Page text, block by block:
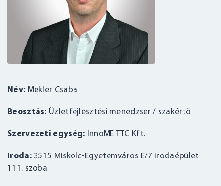
Név: Mekler Csaba
Beosztás: Üzletfejlesztési menedzser / szakértő
Szervezeti egység: InnoME TTC Kft.
Iroda:3515 Miskolc-Egyetemváros E/7 irodaépület
111. szoba